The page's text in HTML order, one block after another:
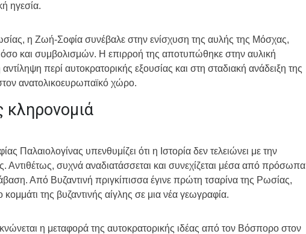
ηγεσία.
η Ζωή-Σοφία συνέβαλε στην ενίσχυση της αυλής της Μόσχας,
και συμβολισμών. Η επιρροή της αποτυπώθηκε στην αυλική
αντίληψη περί αυτοκρατορικής εξουσίας και στη σταδιακή ανάδειξη της
ανατολικοευρωπαϊκό χώρο.
κληρονομιά
Παλαιολογίνας υπενθυμίζει ότι η Ιστορία δεν τελειώνει με την
συχνά αναδιατάσσεται και συνεχίζεται μέσα από πρόσωπα
Από Βυζαντινή πριγκίπισσα έγινε πρώτη τσαρίνα της Ρωσίας,
κομμάτι της βυζαντινής αίγλης σε μια νέα γεωγραφία.
η μεταφορά της αυτοκρατορικής ιδέας από τον Βόσπορο στον